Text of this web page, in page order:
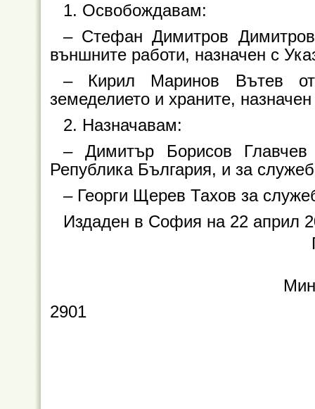
1. Освобождавам:
– Стефан Димитров
външните работи, назначен с
– Кирил Маринов Вътев
земеделието и храните,
2. Назначавам:
– Димитър Борисов Главчев
Република България, и за
– Георги Щерев Тахов за
Издаден в София на 22 април
2901